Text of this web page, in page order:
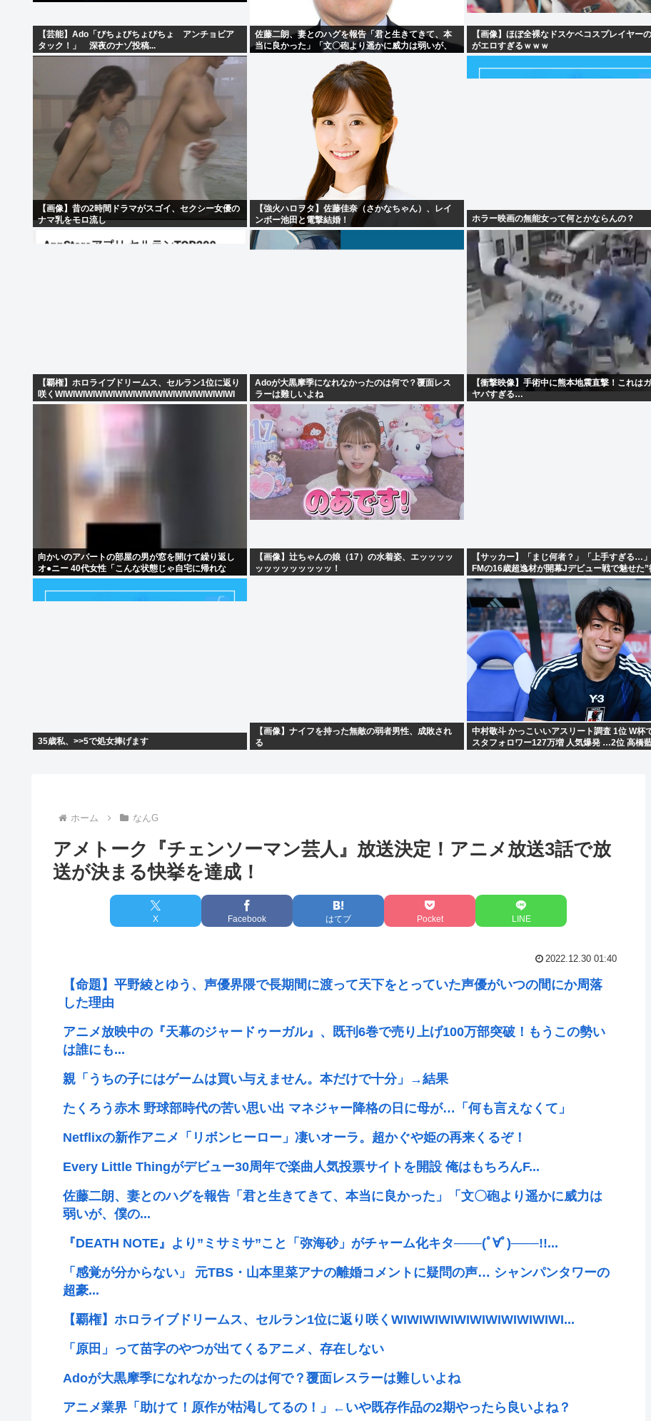
【芸能】Ado「びちょびちょびちょ アンチョビア
タック！」 深夜のナゾ投稿...
佐藤二朗、妻とのハグを報告「君と生きてきて、本
当に良かった」「文〇砲より遥かに威力は弱いが、
【画像】ほぼ全裸なドスケベコスプレイヤー
がエロすぎるｗｗｗ
【画像】昔の2時間ドラマがスゴイ、セクシー女優の
ナマ乳をモロ流し
【強火ハロヲタ】佐藤佳奈（さかなちゃん）、レイ
ンボー池田と電撃結婚！
ホラー映画の無能女って何とかならんの？
【覇権】ホロライブドリームス、セルラン1位に返り
咲くWIWIWIWIWIWIWIWIWIWIWIWIWIWIWIWIWIWI
Adoが大黒摩季になれなかったのは何で？覆面レス
ラーは難しいよね
【衝撃映像】手術中に熊本地震直撃！これは
ヤバすぎる…
向かいのアパートの部屋の男が窓を開けて繰り返し
オ●ニー 40代女性「こんな状態じゃ自宅に帰れな
い」
【画像】辻ちゃんの娘（17）の水着姿、エッッッッ
ッッッッッッッッッ！
【サッカー】「まじ何者？」「上手すぎる…
FMの16歳超逸材が開幕Jデビュー戦で魅せた”
レー”にSNS騒然！「すごい才能」
35歳私、>>5で処女捧げます
【画像】ナイフを持った無敵の弱者男性、成敗され
る
中村敬斗 かっこいいアスリート調査 1位 W杯
スタフォロワー127万増 人気爆発 …2位 高橋
ホーム なんG
アメトーク『チェンソーマン芸人』放送決定！アニメ放送3話で放
送が決まる快挙を達成！
X Facebook はてブ Pocket LINE
2022.12.30 01:40
【命題】平野綾とゆう、声優界隈で長期間に渡って天下をとっていた声優がいつの間にか周落
した理由
アニメ放映中の『天幕のジャードゥーガル』、既刊6巻で売り上げ100万部突破！もうこの勢い
は誰にも...
親「うちの子にはゲームは買い与えません。本だけで十分」→結果
たくろう赤木 野球部時代の苦い思い出 マネジャー降格の日に母が…「何も言えなくて」
Netflixの新作アニメ「リボンヒーロー」凄いオーラ。超かぐや姫の再来くるぞ！
Every Little Thingがデビュー30周年で楽曲人気投票サイトを開設 俺はもちろんF...
佐藤二朗、妻とのハグを報告「君と生きてきて、本当に良かった」「文〇砲より遥かに威力は
弱いが、僕の...
『DEATH NOTE』より”ミサミサ”こと「弥海砂」がチャーム化キタ───(ﾟ∀ﾟ)───!!...
「感覚が分からない」 元TBS・山本里菜アナの離婚コメントに疑問の声… シャンパンタワーの
超豪...
【覇権】ホロライブドリームス、セルラン1位に返り咲くWIWIWIWIWIWIWIWIWIWIWI...
「原田」って苗字のやつが出てくるアニメ、存在しない
Adoが大黒摩季になれなかったのは何で？覆面レスラーは難しいよね
アニメ業界「助けて！原作が枯渇してるの！」←いや既存作品の2期やったら良いよね？